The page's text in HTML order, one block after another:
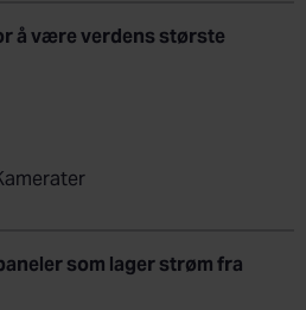
å være verdens største
som lager strøm fra